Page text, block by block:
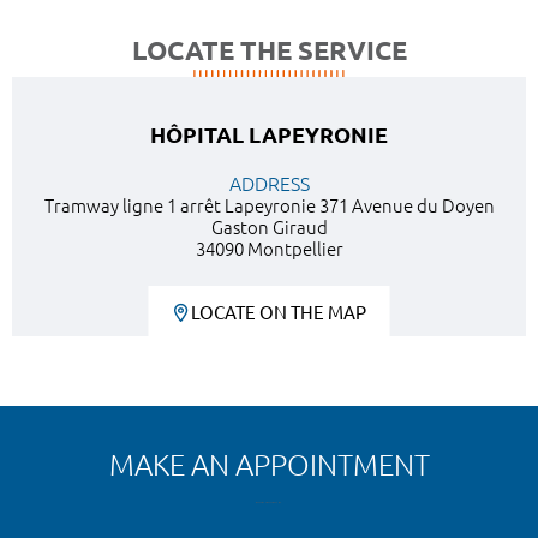
LOCATE THE SERVICE
HÔPITAL LAPEYRONIE
ADDRESS
Tramway ligne 1 arrêt Lapeyronie 371 Avenue du Doyen
Gaston Giraud
34090 Montpellier
LOCATE ON THE MAP
MAKE AN APPOINTMENT